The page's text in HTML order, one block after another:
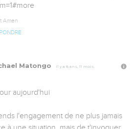
Amen
Matongo Il y a 8 ans, 11 mois
aujourd'hui
l'engagement de ne plus jamais